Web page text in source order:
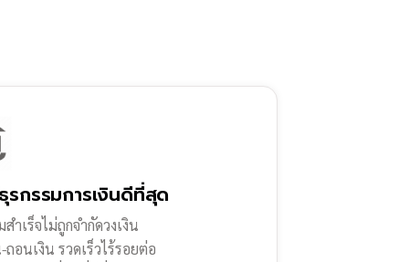
กรรมการเงินดีที่สุด
ำเร็จไม่ถูกจำกัดวงเงิน
ถอนเงิน รวดเร็วไร้รอยต่อ